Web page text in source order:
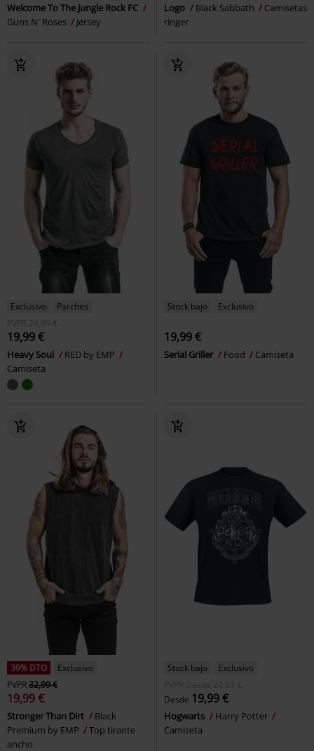
Welcome To The Jungle Rock FC
Guns N' Roses
Jersey
Logo Black Sabbath
Camisetas
ringer
Exclusivo
Parches
PVPR 24,99 €
19,99 €
Heavy Soul
RED by EMP
Camiseta
Stock bajo Exclusivo
19,99 €
Serial Griller Food Camiseta
39% DTO
Exclusivo
PVPR32,99 €
19,99 €
Stronger Than Dirt
Black
Premium by EMP
Top tirante
ancho
Stock bajo
Exclusivo
PVPR
Desde 24,99 €
Desde 19,99 €
Hogwarts
Harry Potter
Camiseta